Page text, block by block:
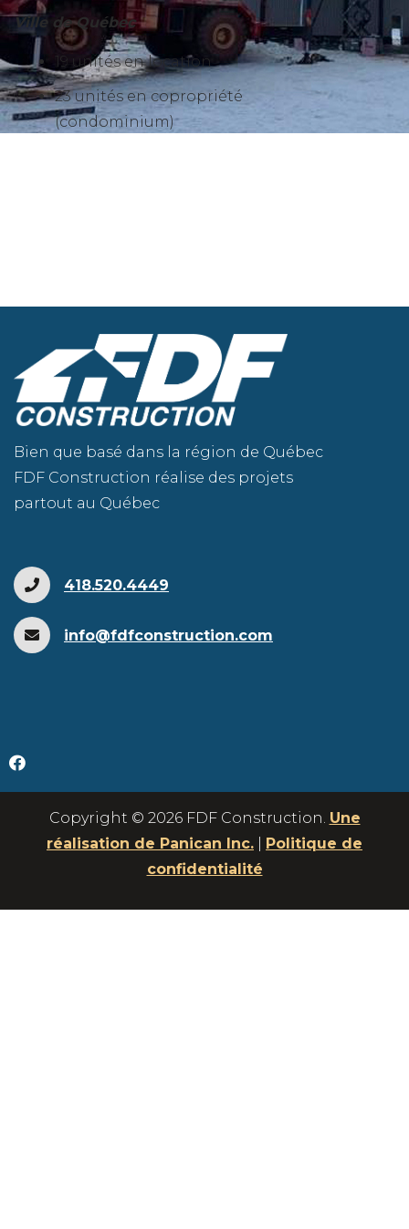
Ville de Québec
19 unités en location
23 unités en copropriété
(condominium)
Bien que basé dans la région de Québec
FDF Construction réalise des projets
partout au Québec
418.520.4449
info@fdfconstruction.com
Copyright © 2026 FDF Construction. Une
réalisation de Panican Inc.
Politique de
confidentialité